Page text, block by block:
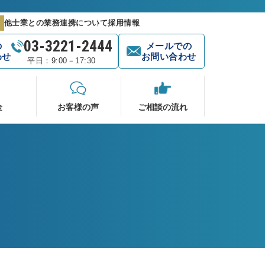
他士業との業務連携について採用情報
せ
03-3221-2444
平日：9:00－17:30
メールでの
お問い合わせ
お客様の声 ご相談の流れ